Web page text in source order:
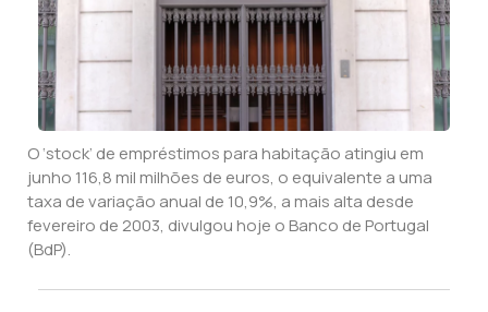
O ‘stock’ de empréstimos para habitação atingiu em
junho 116,8 mil milhões de euros, o equivalente a uma
taxa de variação anual de 10,9%, a mais alta desde
fevereiro de 2003, divulgou hoje o Banco de Portugal
(BdP).